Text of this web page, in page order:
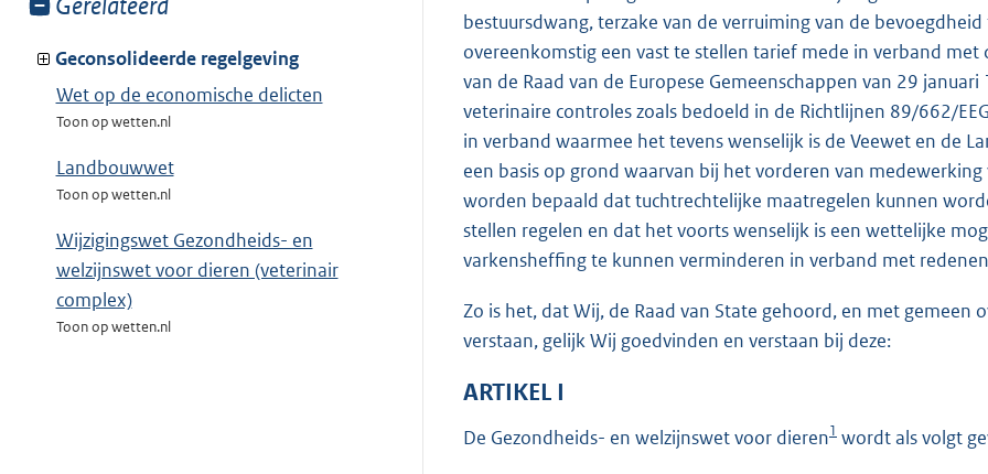
van:
Geconsolideerde regelgeving
Wet op de economische delicten
Toon op wetten.nl
Landbouwwet
Toon op wetten.nl
Wijzigingswet Gezondheids- en
welzijnswet voor dieren (veterinair
complex)
Toon op wetten.nl
o
t
e
1
b
bestuursdwang, terzake van de verruiming van de
overeenkomstig een vast te stellen tarief mede in verband
van de Raad van de Europese Gemeenschappen van 29
veterinaire controles zoals bedoeld in de Richtlijnen 89/662/
in verband waarmee het tevens wenselijk is de Veewet en de
een basis op grond waarvan bij het vorderen van
worden bepaald dat tuchtrechtelijke maatregelen kunnen
stellen regelen en dat het voorts wenselijk is een wettelijke
varkensheffing te kunnen verminderen in verband met
Zo is het, dat Wij, de Raad van State gehoord, en met
verstaan, gelijk Wij goedvinden en verstaan bij deze:
ARTIKEL I
De Gezondheids- en welzijnswet voor dieren1 wordt als volgt